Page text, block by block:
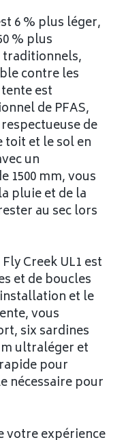
6 % plus léger,
% plus
traditionnels,
contre les
est
de PFAS,
de
toit et le sol en
un
1500 mm, vous
pluie et de la
au sec lors
Creek UL1 est
et de boucles
et le
vous
six sardines
ultraléger et
pour
nécessaire pour
votre expérience